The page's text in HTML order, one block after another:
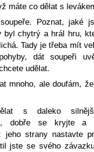
máte co dělat s
Poznat, jaké
byl chytrý a hrál hru,
Tady je třeba mít
dát soupeři
udělat.
mnoho, ale doufám,
s daleko
dobře se kryjte a
jeho strany nastavte
jste se svého